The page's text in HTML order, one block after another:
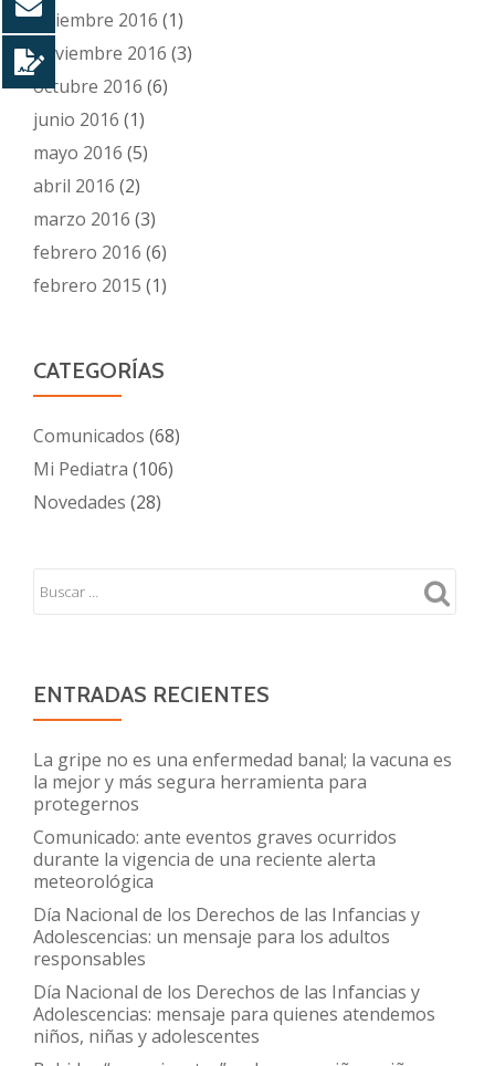
diciembre 2016 (1)
noviembre 2016 (3)
octubre 2016 (6)
junio 2016 (1)
mayo 2016 (5)
abril 2016 (2)
marzo 2016 (3)
febrero 2016 (6)
febrero 2015 (1)
CATEGORÍAS
Comunicados (68)
Mi Pediatra (106)
Novedades (28)
ENTRADAS RECIENTES
La gripe no es una enfermedad banal; la vacuna es
la mejor y más segura herramienta para
protegernos
Comunicado: ante eventos graves ocurridos
durante la vigencia de una reciente alerta
meteorológica
Día Nacional de los Derechos de las Infancias y
Adolescencias: un mensaje para los adultos
responsables
Día Nacional de los Derechos de las Infancias y
Adolescencias: mensaje para quienes atendemos
niños, niñas y adolescentes